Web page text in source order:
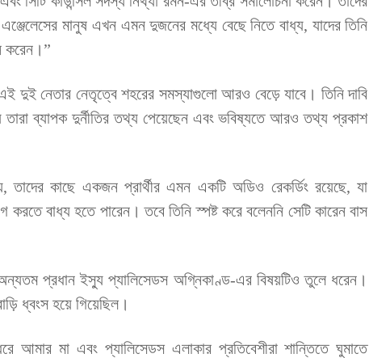
এঞ্জেলেসের মানুষ এখন এমন দুজনের মধ্যে বেছে নিতে বাধ্য, যাদের তিনি
করেন।”
দুই নেতার নেতৃত্বে শহরের সমস্যাগুলো আরও বেড়ে যাবে। তিনি দাবি
তারা ব্যাপক দুর্নীতির তথ্য পেয়েছেন এবং ভবিষ্যতে আরও তথ্য প্রকাশ
তাদের কাছে একজন প্রার্থীর এমন একটি অডিও রেকর্ডিং রয়েছে, যা
করতে বাধ্য হতে পারেন। তবে তিনি স্পষ্ট করে বলেননি সেটি কারেন বাস
অন্যতম প্রধান ইস্যু প্যালিসেডস অগ্নিকাণ্ড-এর বিষয়টিও তুলে ধরেন।
ধ্বংস হয়ে গিয়েছিল।
আমার মা এবং প্যালিসেডস এলাকার প্রতিবেশীরা শান্তিতে ঘুমাতে